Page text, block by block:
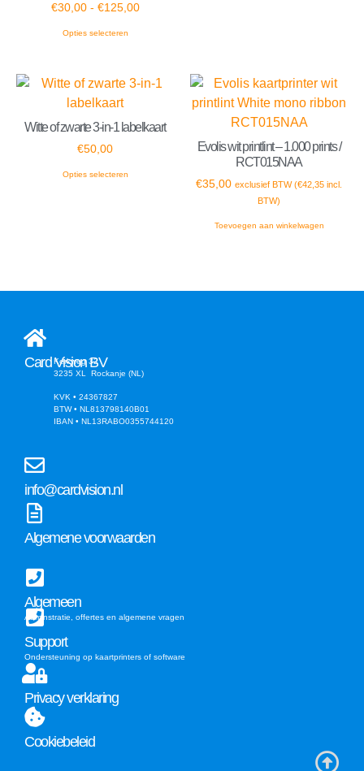
€30,00 - €125,00
Opties selecteren
Witte of zwarte 3-in-1 labelkaart
€50,00
Opties selecteren
Evolis wit printlint – 1.000 prints /
RCT015NAA
€35,00 exclusief BTW (€42,35 incl.
BTW)
Toevoegen aan winkelwagen
Card Vision BV
Kerkweg 32
3235 XL Rockanje (NL)
KVK • 24367827
BTW • NL813798140B01
IBAN • NL13RABO0355744120
info@cardvision.nl
Algemene voorwaarden
Algemeen
Adminstratie, offertes en algemene vragen
Support
Ondersteuning op kaartprinters of software
Privacy verklaring
Cookiebeleid